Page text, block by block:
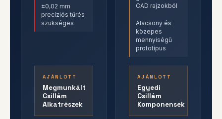
±0,02 mm
precíziós tűrés
szükséges
AJÁNLOTT
Megmunkált
Csillám
Alkatrészek
CAD rajzokból
Alacsony és
közepes
mennyiségű
prototípus
AJÁNLOTT
Egyedi
Csillám
Komponensek